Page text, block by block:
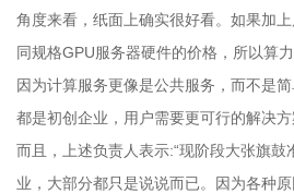
角度来看，纸面上确实很好看。如果加
同规格GPU服务器硬件的价格，所以算
因为计算服务更像是公共服务，而不是
都是初创企业，用户需要更可行的解决方
而且，上述负责人表示:“现阶段大张旗鼓
业，大部分都只是说说而已。因为各种